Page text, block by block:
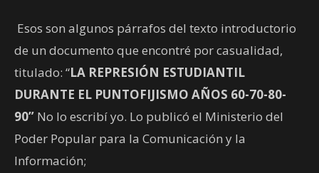
Esos son algunos párrafos del texto introductorio
de un documento que encontré por casualidad,
titulado: “LA REPRESIÓN ESTUDIANTIL
DURANTE EL PUNTOFIJISMO AÑOS 60-70-80-
90” No lo escribí yo. Lo publicó el Ministerio del
Poder Popular para la Comunicación y la
Información;